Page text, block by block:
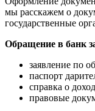
мы расскажем о
государственные
Обращение в банк
заявление по
паспорт
справка о
правовые